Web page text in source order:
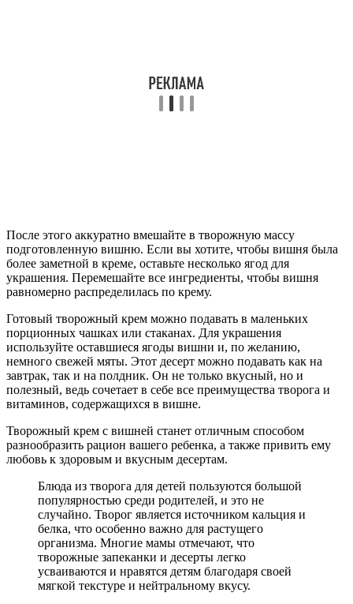
После этого аккуратно вмешайте в творожную массу
подготовленную вишню. Если вы хотите, чтобы вишня была
более заметной в креме, оставьте несколько ягод для
украшения. Перемешайте все ингредиенты, чтобы вишня
равномерно распределилась по крему.
Готовый творожный крем можно подавать в маленьких
порционных чашках или стаканах. Для украшения
используйте оставшиеся ягоды вишни и, по желанию,
немного свежей мяты. Этот десерт можно подавать как на
завтрак, так и на полдник. Он не только вкусный, но и
полезный, ведь сочетает в себе все преимущества творога и
витаминов, содержащихся в вишне.
Творожный крем с вишней станет отличным способом
разнообразить рацион вашего ребенка, а также привить ему
любовь к здоровым и вкусным десертам.
Блюда из творога для детей пользуются большой
популярностью среди родителей, и это не
случайно. Творог является источником кальция и
белка, что особенно важно для растущего
организма. Многие мамы отмечают, что
творожные запеканки и десерты легко
усваиваются и нравятся детям благодаря своей
мягкой текстуре и нейтральному вкусу.